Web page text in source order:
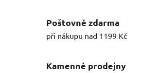
Poštovné zdarma
při nákupu nad 1199 Kč
Kamenné prodejny